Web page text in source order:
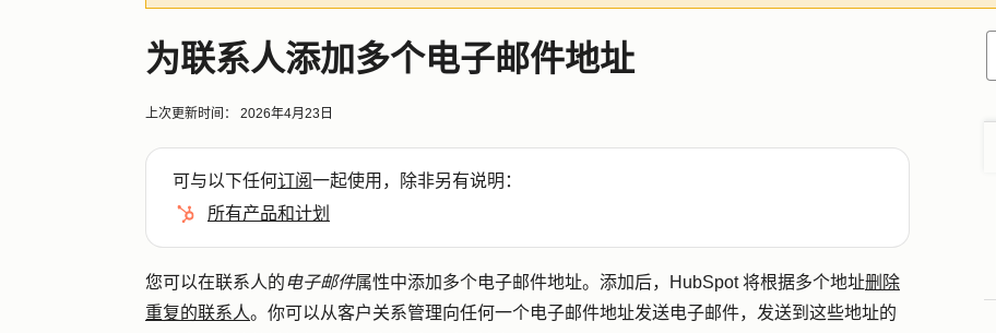
为联系人添加多个电子邮件地址
上次更新时间： 2026年4月23日
可与以下任何订阅一起使用，除非另有说明：
所有产品和计划
您可以在联系人的电子邮件属性中添加多个电子邮件地址。添加后，HubSpot 将根据多个地址删除
重复的联系人。你可以从客户关系管理向任何一个电子邮件地址发送电子邮件，发送到这些地址的